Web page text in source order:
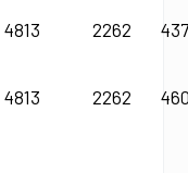
4813 2262
4813 2262